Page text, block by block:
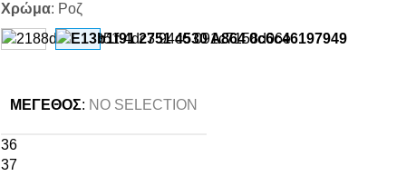
Χρώμα: Ροζ
ΜΈΓΕΘΟΣ: NO SELECTION
36
37